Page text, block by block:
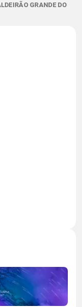
GRANDE DO